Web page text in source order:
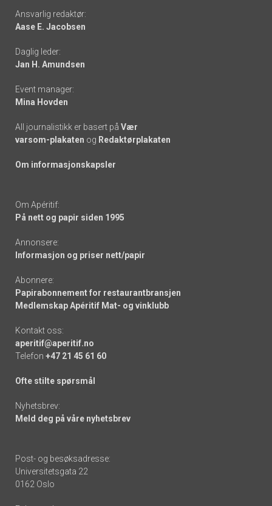
Footer
-
links
Ansvarlig redaktør:
Aase E. Jacobsen
Daglig leder:
Jan H. Amundsen
Event manager:
Mina Hovden
All journalistikk er basert på Vær
varsom-plakaten og Redaktørplakaten
Om informasjonskapsler
Om Apéritif:
På nett og papir siden 1995
Annonsere:
Informasjon og priser nett/papir
Abonnere:
Papirabonnement for restaurantbransjen
Medlemskap Apéritif Mat- og vinklubb
Kontakt oss:
aperitif@aperitif.no
Telefon +47 21 45 61 60
Ofte stilte spørsmål
Nyhetsbrev:
Meld deg på våre nyhetsbrev
Post- og besøksadresse:
Universitetsgata 22
0162 Oslo